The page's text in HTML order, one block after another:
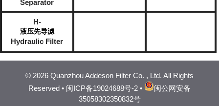
Separator
H-
液压先导滤
Hydraulic Filter
© 2026 Quanzhou Addeson Filter Co. , Ltd. All Rights
Reserved • 闽ICP备19024688号-2 •
闽公网安备
35058302350832号